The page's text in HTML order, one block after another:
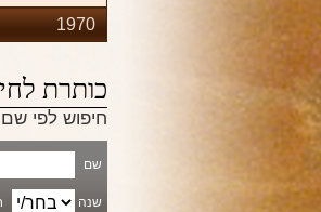
1970
כותרת
חיפוש לפי
שם
שנה